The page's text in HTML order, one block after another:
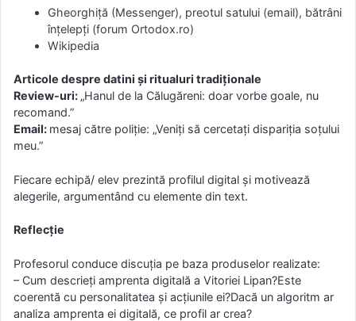
Gheorghiță (Messenger), preotul satului (email), bătrâni
înțelepți (forum Ortodox.ro)
Wikipedia
Articole despre datini și ritualuri tradiționale
Review-uri: „Hanul de la Călugăreni: doar vorbe goale, nu
recomand.”
Email: mesaj către poliție: „Veniți să cercetați dispariția soțului
meu.”
Fiecare echipă/ elev prezintă profilul digital și motivează
alegerile, argumentând cu elemente din text.
Reflecție
Profesorul conduce discuția pe baza produselor realizate:
– Cum descrieți amprenta digitală a Vitoriei Lipan?Este
coerentă cu personalitatea și acțiunile ei?Dacă un algoritm ar
analiza amprenta ei digitală, ce profil ar crea?